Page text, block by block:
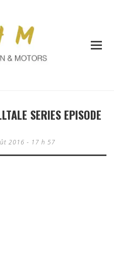
SERIES EPISODE
2016 - 17 h 57